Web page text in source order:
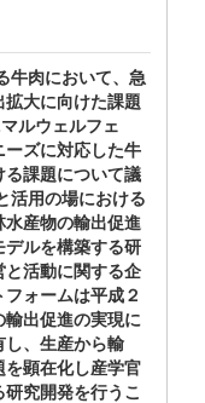
牛肉において、急
大に向けた課題
ルウェルフェ
ーズに対応した牛
る課題について議
活用の場における
水産物の輸出促進
デルを構築する研
と活動に関する企
ォームは平成２
輸出促進の実現に
し、生産から輸
を顕在化し産学官
究開発を行うこ